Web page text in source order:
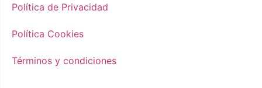
Política de Privacidad
Política Cookies
Términos y condiciones